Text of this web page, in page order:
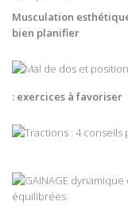
Musculation
bien planifier
: exercices à favoriser